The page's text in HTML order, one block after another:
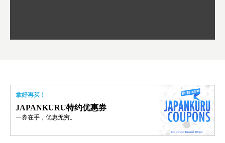
拿好再买！
JAPANKURU特约优惠券
一券在手，优惠无穷。